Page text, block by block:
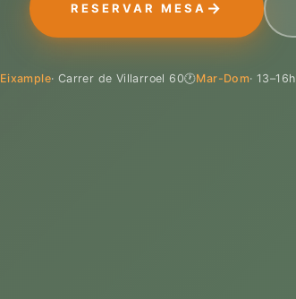
RESERVAR MESA
Eixample· Carrer de Villarroel 60🕐Mar-Dom·